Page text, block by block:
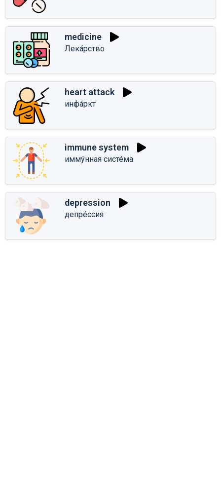
medicine
Лека́рство
heart attack
инфа́ркт
immune system
имму́нная систе́ма
depression
депре́ссия